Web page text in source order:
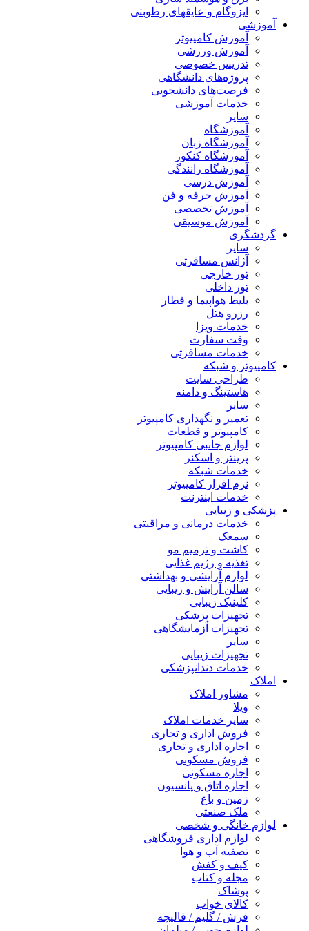
ایزوگام و عایقهای رطوبتی
آموزشی
آموزش کامپیوتر
آموزش ورزشی
تدریس خصوصی
پروژه‌های دانشگاهی
فرصت‌های دانشجویی
خدمات آموزشی
سایر
آموزشگاه
آموزشگاه زبان
آموزشگاه کنکور
آموزشگاه رانندگی
آموزش درسی
آموزش حرفه و فن
آموزش تخصصی
آموزش موسیقی
گردشگری
سایر
آژانس مسافرتی
تور خارجی
تور داخلی
بلیط هواپیما و قطار
رزرو هتل
خدمات ویزا
وقت سفارت
خدمات مسافرتی
کامپیوتر و شبکه
طراحی سایت
هاستینگ و دامنه
سایر
تعمیر و نگهداری کامپیوتر
کامپیوتر و قطعات
لوازم جانبی کامپیوتر
پرینتر و اسکنر
خدمات شبکه
نرم افزار کامپیوتر
خدمات اینترنت
پزشکی و زیبایی
خدمات درمانی و مراقبتی
سمعک
کاشت و ترمیم مو
تغذیه و رژیم غذایی
لوازم آرایشی و بهداشتی
سالن آرایش و زیبایی
کلینیک زیبایی
تجهیزات پزشکی
تجهیزات آزمایشگاهی
سایر
تجهیزات زیبایی
خدمات دندانپزشکی
املاک
مشاور املاک
ویلا
سایر خدمات املاک
فروش اداری و تجاری
اجاره اداری و تجاری
فروش مسکونی
اجاره مسکونی
اجاره اتاق و پانسیون
زمین و باغ
ملک صنعتی
لوازم خانگی و شخصی
لوازم اداری فروشگاهی
تصفیه آب و هوا
کیف و کفش
مجله و کتاب
پوشاک
کالای خواب
فرش / گلیم / قالیچه